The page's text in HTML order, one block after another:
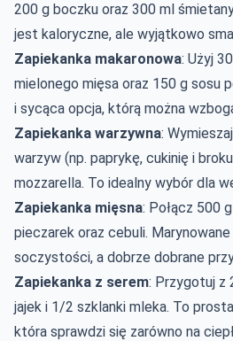
200 g boczku oraz 300 ml
jest kaloryczne, ale wyjątkowo
Zapiekanka makaronowa: Użyj
mielonego mięsa oraz 150 g sosu
i sycąca opcja, którą można
Zapiekanka warzywna:
warzyw (np. paprykę, cukinię i
mozzarella. To idealny wybór dla
Zapiekanka mięsna: Połącz 500
pieczarek oraz cebuli.
soczystości, a dobrze dobrane
Zapiekanka z serem: Przygotuj z
jajek i 1/2 szklanki mleka. To
która sprawdzi się zarówno na